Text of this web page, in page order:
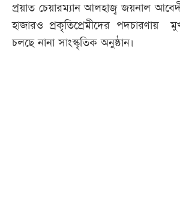
প্রয়াত চেয়ারম্যান আলহাজ্ব জয়নাল
হাজারও প্রকৃতিপ্রেমীদের পদচারণায়
চলছে নানা সাংস্কৃতিক অনুষ্ঠান।